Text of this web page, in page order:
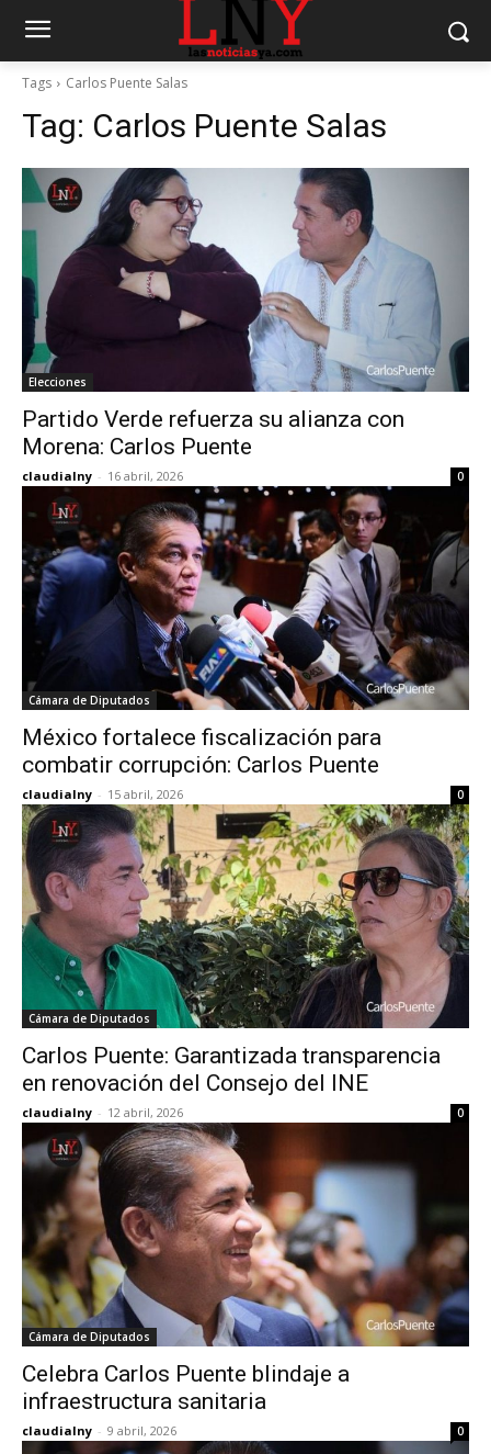
Tags Carlos Puente Salas
Tag: Carlos Puente Salas
Elecciones
Partido Verde refuerza su alianza con
Morena: Carlos Puente
claudialny - 16 abril, 2026 0
Cámara de Diputados
México fortalece fiscalización para
combatir corrupción: Carlos Puente
claudialny - 15 abril, 2026 0
Cámara de Diputados
Carlos Puente: Garantizada transparencia
en renovación del Consejo del INE
claudialny - 12 abril, 2026 0
Cámara de Diputados
Celebra Carlos Puente blindaje a
infraestructura sanitaria
claudialny - 9 abril, 2026 0